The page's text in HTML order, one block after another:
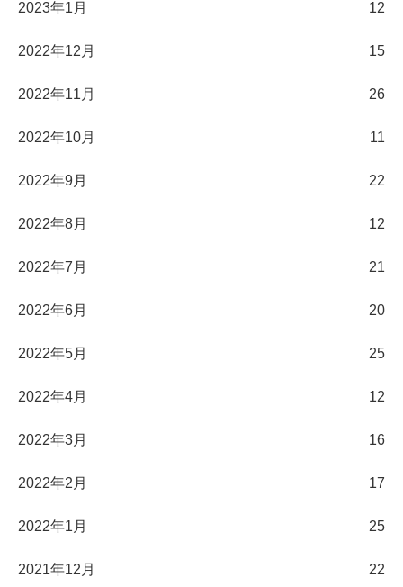
2023年1月 12
2022年12月 15
2022年11月 26
2022年10月 11
2022年9月 22
2022年8月 12
2022年7月 21
2022年6月 20
2022年5月 25
2022年4月 12
2022年3月 16
2022年2月 17
2022年1月 25
2021年12月 22